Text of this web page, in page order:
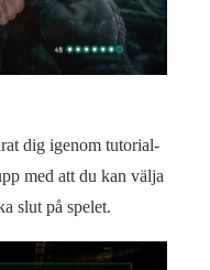
dig igenom tutorial-
med att du kan välja
slut på spelet.